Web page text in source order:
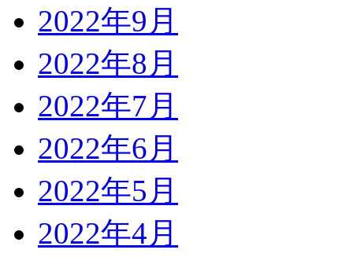
2022年9月
2022年8月
2022年7月
2022年6月
2022年5月
2022年4月